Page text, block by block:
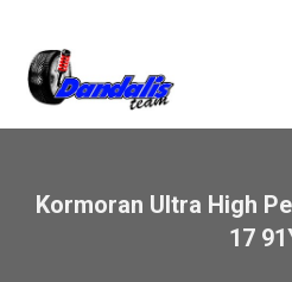
Kormoran Ultra High
17